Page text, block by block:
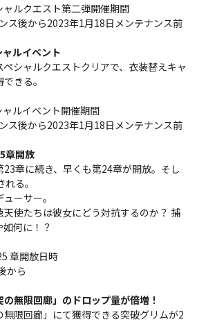
ルクエスト第二弾開催期間
ス後から2023年1月18日メンテナンス前
ルイベント
シャルクエストクリアで、衣装替えキャ
きる。
ルイベント開催期間
ス後から2023年1月18日メンテナンス前
章開放
章に続き、早くも第24章が開放。そし
る。
ーサー。
使たちは彼女にどう対抗するのか？ 捕
何に！？
章開放日時
から
無限回廊」のドロップ量が倍増！
限回廊」にて獲得できる突破グリムが2